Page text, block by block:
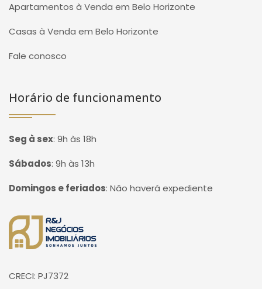
Apartamentos à Venda em Belo Horizonte
Casas à Venda em Belo Horizonte
Fale conosco
Horário de funcionamento
Seg à sex: 9h às 18h
Sábados: 9h às 13h
Domingos e feriados: Não haverá expediente
Página inicial
CRECI: PJ7372